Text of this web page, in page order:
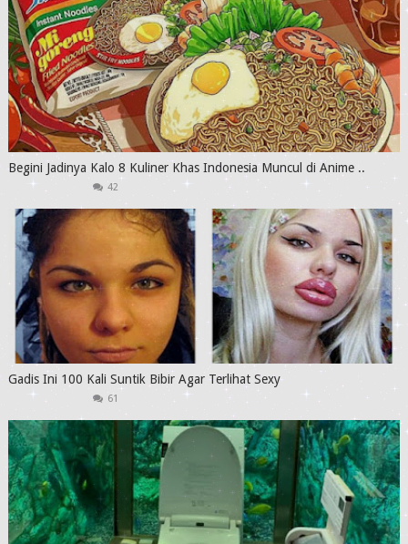
Begini Jadinya Kalo 8 Kuliner Khas Indonesia Muncul di Anime ..
42
Gadis Ini 100 Kali Suntik Bibir Agar Terlihat Sexy
61